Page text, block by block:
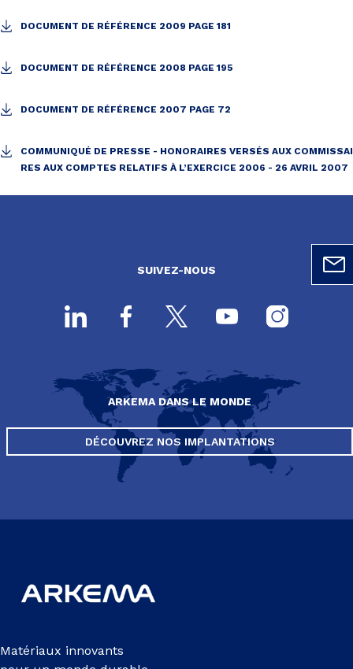
DOCUMENT DE RÉFÉRENCE 2009 PAGE 181
DOCUMENT DE RÉFÉRENCE 2008 PAGE 195
DOCUMENT DE RÉFÉRENCE 2007 PAGE 72
COMMUNIQUÉ DE PRESSE - HONORAIRES VERSÉS AUX COMMISSAI
RES AUX COMPTES RELATIFS À L’EXERCICE 2006 - 26 AVRIL 2007
SUIVEZ-NOUS
ARKEMA DANS LE MONDE
DÉCOUVREZ NOS IMPLANTATIONS
Matériaux innovants